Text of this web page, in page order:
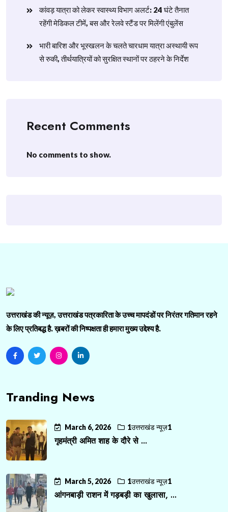
​कांवड़ यात्रा को लेकर स्वास्थ्य विभाग अलर्ट: 24 घंटे तैनात
रहेंगी मेडिकल टीमें, बस और रेलवे स्टैंड पर मिलेंगी एंबुलेंस
​भारी बारिश और भूस्खलन के चलते चारधाम यात्रा अस्थायी रूप
से रुकी, तीर्थयात्रियों को सुरक्षित स्थानों पर ठहरने के निर्देश
Recent Comments
No comments to show.
उत्तराखंड की न्यूज़, उत्तराखंड पत्रकारिता के उच्च मापदंडों पर निरंतर गतिमान रहने
के लिए प्रतिबद्ध है. ख़बरों की निष्पक्षता ही हमारा मुख्य उद्देश्य है.
Tranding News
March 6, 2026 1उत्तराखंड न्यूज़1
गृहमंत्री अमित शाह के दौरे से ...
March 5, 2026 1उत्तराखंड न्यूज़1
आंगनबाड़ी राशन में गड़बड़ी का खुलासा, ...